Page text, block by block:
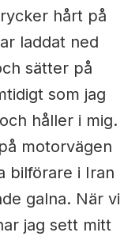
hårt på
laddat ned
sätter på
som jag
håller i mig.
motorvägen
bilförare i Iran
galna. När vi
jag sett mitt